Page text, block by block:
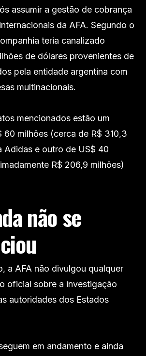
assumir a gestão de cobrança
da AFA. Segundo o
teria canalizado
de dólares provenientes de
pela entidade argentina com
multinacionais.
mencionados estão um
60 milhões (cerca de R$ 310,3
Adidas e outro de US$ 40
R$ 206,9 milhões)
não se
a AFA não divulgou qualquer
oficial sobre a investigação
autoridades dos Estados
em andamento e ainda